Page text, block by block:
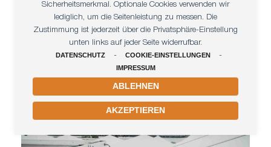
Sicherheitsmerkmal. Optionale Cookies verwenden wir
lediglich, um die Seitenleistung zu messen. Die
Zustimmung ist jederzeit über die Privatsphäre-Einstellung
unten links auf jeder Seite widerrufbar.
DATENSCHUTZ - COOKIE-EINSTELLUNGEN -
IMPRESSUM
AKZEPTIEREN
ABLEHNEN